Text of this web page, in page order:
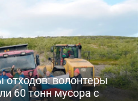
отходов: волонтеры
60 тонн мусора с